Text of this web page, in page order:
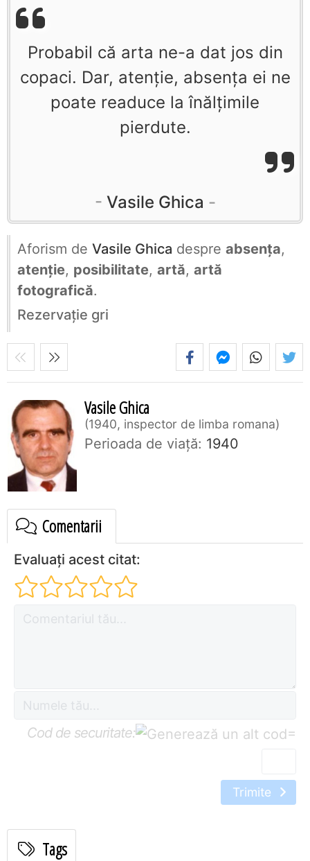
Probabil că arta ne-a dat jos din
copaci. Dar, atenţie, absenţa ei ne
poate readuce la înălţimile
pierdute.
Vasile Ghica
Aforism de Vasile Ghica despre absența,
atenție, posibilitate, artă, artă
fotografică.
Rezervaţie gri
Vasile Ghica
1940, inspector de limba romana
Perioada de viaţă: 1940
Comentarii
Evaluați acest citat:
Cod de securitate: =
Trimite
Tags